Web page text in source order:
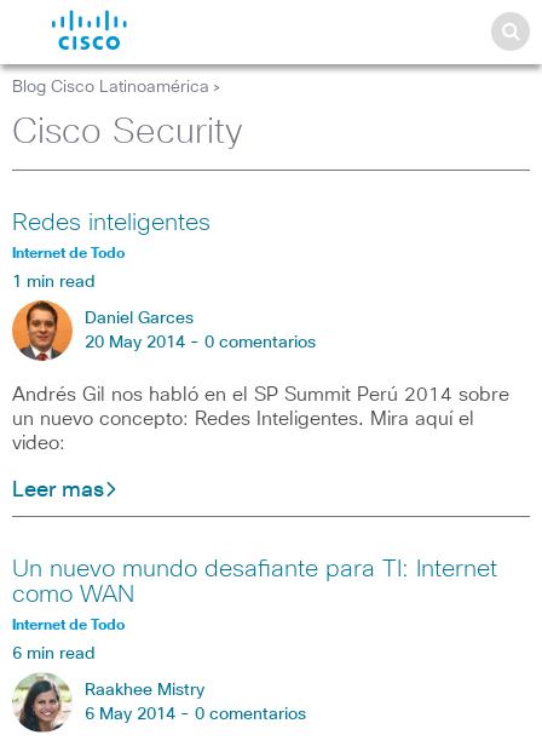
Blog Cisco Latinoamérica >
Cisco Security
Redes inteligentes
Internet de Todo
1 min read
Daniel Garces
20 May 2014 - 0 comentarios
Andrés Gil nos habló en el SP Summit Perú 2014 sobre
un nuevo concepto: Redes Inteligentes. Mira aquí el
video:
Leer mas
Un nuevo mundo desafiante para TI: Internet
como WAN
Internet de Todo
6 min read
Raakhee Mistry
6 May 2014 - 0 comentarios